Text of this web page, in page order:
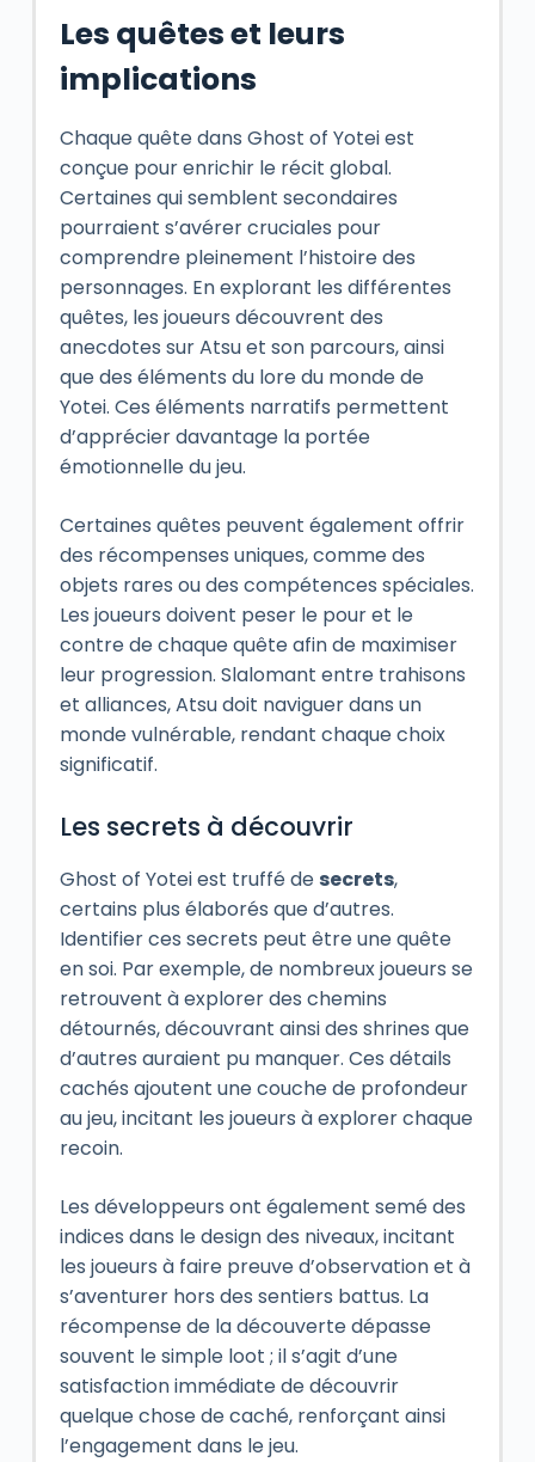
Les quêtes et leurs
implications
Chaque quête dans Ghost of Yotei est
conçue pour enrichir le récit global.
Certaines qui semblent secondaires
pourraient s’avérer cruciales pour
comprendre pleinement l’histoire des
personnages. En explorant les différentes
quêtes, les joueurs découvrent des
anecdotes sur Atsu et son parcours, ainsi
que des éléments du lore du monde de
Yotei. Ces éléments narratifs permettent
d’apprécier davantage la portée
émotionnelle du jeu.
Certaines quêtes peuvent également offrir
des récompenses uniques, comme des
objets rares ou des compétences spéciales.
Les joueurs doivent peser le pour et le
contre de chaque quête afin de maximiser
leur progression. Slalomant entre trahisons
et alliances, Atsu doit naviguer dans un
monde vulnérable, rendant chaque choix
significatif.
Les secrets à découvrir
Ghost of Yotei est truffé de secrets,
certains plus élaborés que d’autres.
Identifier ces secrets peut être une quête
en soi. Par exemple, de nombreux joueurs se
retrouvent à explorer des chemins
détournés, découvrant ainsi des shrines que
d’autres auraient pu manquer. Ces détails
cachés ajoutent une couche de profondeur
au jeu, incitant les joueurs à explorer chaque
recoin.
Les développeurs ont également semé des
indices dans le design des niveaux, incitant
les joueurs à faire preuve d’observation et à
s’aventurer hors des sentiers battus. La
récompense de la découverte dépasse
souvent le simple loot ; il s’agit d’une
satisfaction immédiate de découvrir
quelque chose de caché, renforçant ainsi
l’engagement dans le jeu.